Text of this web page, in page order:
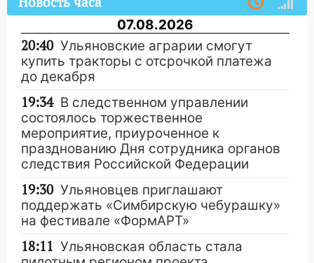
07.08.2026
20:40 Ульяновские аграрии смогут
купить тракторы с отсрочкой платежа
до декабря
19:34 В следственном управлении
состоялось торжественное
мероприятие, приуроченное к
празднованию Дня сотрудника органов
следствия Российской Федерации
19:30 Ульяновцев приглашают
поддержать «Симбирскую чебурашку»
на фестивале «ФормАРТ»
18:11 Ульяновская область стала